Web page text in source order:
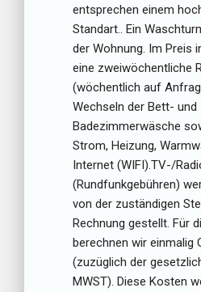
entsprechen einem
Standart.. Ein
der Wohnung. Im Preis
eine zweiwöchentliche
(wöchentlich auf
Wechseln der Bett- und
Badezimmerwäsche
Strom, Heizung,
Internet (WIFI).TV-/
(Rundfunkgebühren)
von der zuständigen
Rechnung gestellt. Für
berechnen wir einmalig
(zuzüglich der
MWST). Diese Kosten